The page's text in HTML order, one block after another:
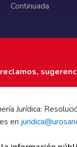
Continuada
Jurídica:
en